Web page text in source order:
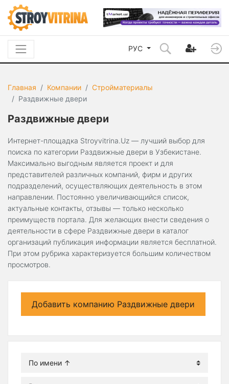
РУС
Главная Компании
Стройматериалы
Раздвижные двери
Раздвижные двери
Интернет-площадка Stroyvitrina.Uz — лучший выбор для
поиска по категории Раздвижные двери в Узбекистане.
Максимально выгодным является проект и для
представителей различных компаний, фирм и других
подразделений, осуществляющих деятельность в этом
направлении. Постоянно увеличивающийся список,
актуальные контакты, отзывы — только несколько
преимуществ портала. Для желающих внести сведения о
деятельности в сфере Раздвижные двери в каталог
организаций публикация информации является бесплатной.
При этом рубрика характеризуется большим количеством
просмотров.
Добавить компанию Раздвижные двери